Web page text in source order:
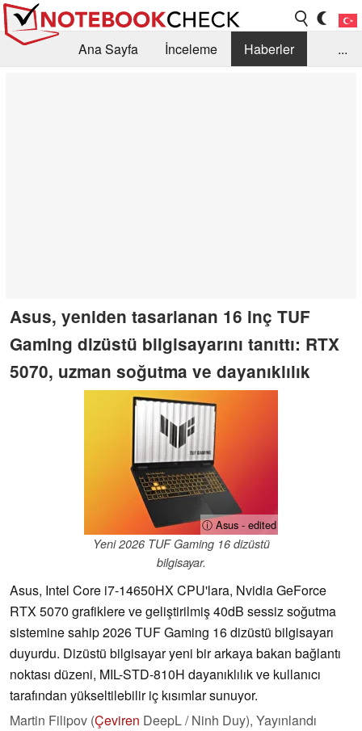
Ana Sayfa İnceleme
Haberler
...
Asus, yeniden tasarlanan 16 inç TUF
Gaming dizüstü bilgisayarını tanıttı: RTX
5070, uzman soğutma ve dayanıklılık
ⓘ Asus - edited
Yeni 2026 TUF Gaming 16 dizüstü
bilgisayar.
Asus, Intel Core i7-14650HX CPU'lara, Nvidia GeForce
RTX 5070 grafiklere ve geliştirilmiş 40dB sessiz soğutma
sistemine sahip 2026 TUF Gaming 16 dizüstü bilgisayarı
duyurdu. Dizüstü bilgisayar yeni bir arkaya bakan bağlantı
noktası düzeni, MIL-STD-810H dayanıklılık ve kullanıcı
tarafından yükseltilebilir iç kısımlar sunuyor.
Martin Filipov (Çeviren DeepL / Ninh Duy), Yayınlandı